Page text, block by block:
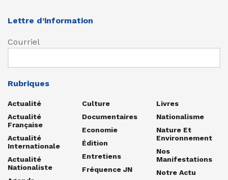
Lettre d’information
Courriel
Rubriques
Actualité
Actualité
Française
Actualité
Internationale
Actualité
Nationaliste
Culture
Documentaires
Economie
Édition
Entretiens
Fréquence JN
Livres
Nationalisme
Nature Et
Environnement
Nos
Manifestations
Notre Actu